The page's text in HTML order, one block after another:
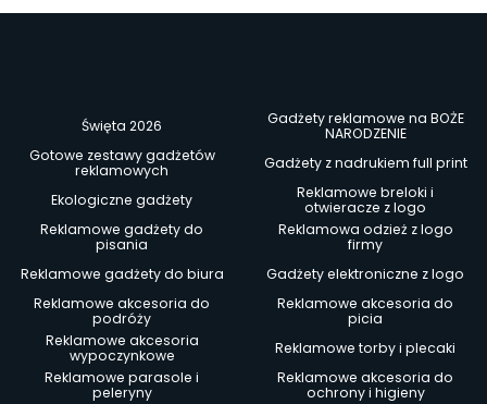
Święta 2026
Gadżety reklamowe na BOŻE
NARODZENIE
Gotowe zestawy gadżetów
reklamowych
Gadżety z nadrukiem full print
Ekologiczne gadżety
Reklamowe breloki i
otwieracze z logo
Reklamowe gadżety do
pisania
Reklamowa odzież z logo
firmy
Reklamowe gadżety do biura
Gadżety elektroniczne z logo
Reklamowe akcesoria do
podróży
Reklamowe akcesoria do
picia
Reklamowe akcesoria
wypoczynkowe
Reklamowe torby i plecaki
Reklamowe parasole i
peleryny
Reklamowe akcesoria do
ochrony i higieny